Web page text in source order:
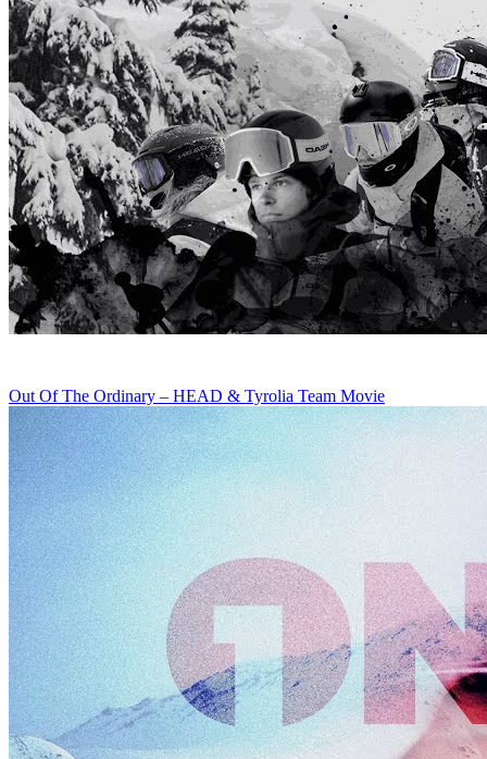
Out Of The Ordinary – HEAD & Tyrolia Team Movie